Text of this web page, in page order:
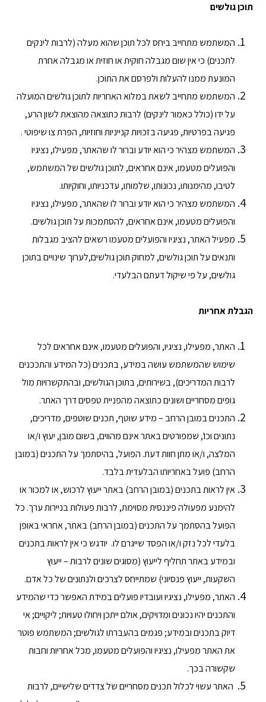
תוכן גולשים
המשתמש מתחייב ביחס לכל תוכן שהוא מעלה (לרבות לינקים
לתכנים) כי אין שום מגבלה חוקית או חוזית או מגבלה אחרת
המונעת ממנו להעלות ולפרסם את התוכן.
המשתמש מתחייב לשאת במלוא האחריות לתוכן גולשים המועלה
על ידו (כולל כאמור לינקים) לרבות כתוצאה מהוצאת לשון הרע,
פגיעה בפרטיות, פגיעה בזכויות קנייניות וחוזיות, הפרת צו שיפוטי .
המשתמש מצהיר כי הוא יודע וברור לו שהאתר, מפעילו, נציגיו
והפועלים מטעמו, אינם אחראים, לתוכן גולשים של המשתמש,
לטיבו, מהימנותו, נכונותו, שלמותו, עדכניותו, וחוקיותו.
המשתמש מצהיר כי הוא יודע וברור לו שהאתר, מפעילו, נציגיו
והפועלים מטעמו, אינם אחראים, להסתמכות על תוכן גולשים.
מפעיל האתר, נציגיו והפועלים מטעמו רשאים להציב מגבלות
ותנאים על תוכן גולשים, למחוק תוכן גולשים,לערוך שינויים בתוכן
גולשים, על פי שיקול דעתם הבלעדי.
הגבלת אחריות
האתר, מפעילו, נציגיו, והפועלים מטעמו, אינם אחראים לכל
שימוש שהמשתמש עושה במידע, בתכנים (כל המידע והתככנים
לרבות המדריכים), בשירותים, בתוכן הגולשים, ובהתקשרויות מול
גופים מסחריים ושונים כתוצאה מהפניית טפסים דרך האתר.
התכנים במובן הרחב – מידע שוטף, תכנים שוטפים, מדריכים,
נתונים וכו', שמפורטים באתר אינם מהווים, בשום מובן, יעוץ ו/או
המלצה, ו/או מתן חוות דעת. הפועל, בהיסתמך על התכנים (במובן
הרחב) פועל באחריותו הבלעדית בלבד.
אין לראות בתכנים (במובן הרחב) באתר ייעוץ לרכוש, או למכור או
להימנע מפעולה פיננסית מסוימת, לרבות פעולות בניירות ערך. כל
הפועל בהסתמך על התכנים (במובן הרחב) באתר, אחראי באופן
בלעדי לכל נזק ו/או הפסד שייגרם לו. יודגש כי אין לראות בתכנים
ובמידע באתר תחליף לייעוץ (מסוגים שונים לרבות – ייעוץ
השקעות, ייעוץ פנסיוני) שמתייחס לצרכים ולנתונים של כל אדם.
האתר, מפעילו, נציגיו ועובדיו פועלים במידת האפשר כדי שהמידע
והתכנים יהיו נכונים ומדויקים, אולם ייתכן ויחולו טעויות; ליקויים; אי
דיוק בתכנים ובמידע; פגמים בהעברתו לגולשים; המשתמש פוטר
את האתר מפעילו, נציגיו והפועלים מטעמו, מכל אחריות וחבות
שקשורה בכך.
האתר עשוי לכלול תכנים מסחריים של צדדים שלישיים, לרבות